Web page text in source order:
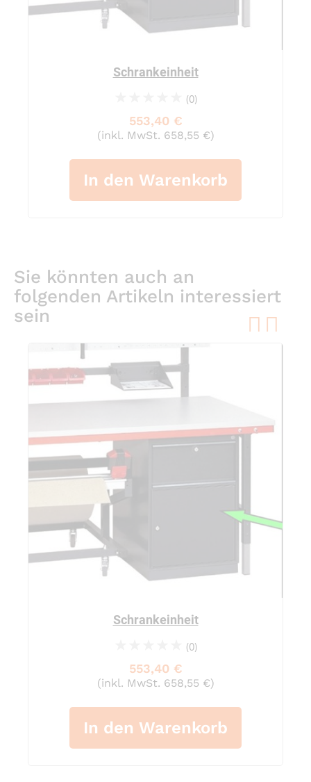
Schrankeinheit
(0)
553,40 €
(inkl. MwSt. 658,55 €)
In den Warenkorb
Sie könnten auch an
folgenden Artikeln interessiert
sein
Schrankeinheit
(0)
553,40 €
(inkl. MwSt. 658,55 €)
In den Warenkorb